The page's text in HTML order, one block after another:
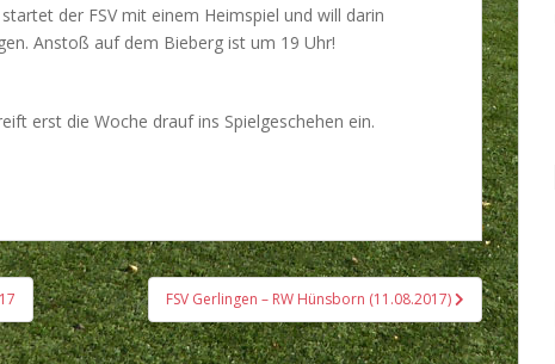
der FSV mit einem Heimspiel und will darin
Anstoß auf dem Bieberg ist um 19 Uhr!
erst die Woche drauf ins Spielgeschehen ein.
FSV Gerlingen – RW Hünsborn (11.08.2017)